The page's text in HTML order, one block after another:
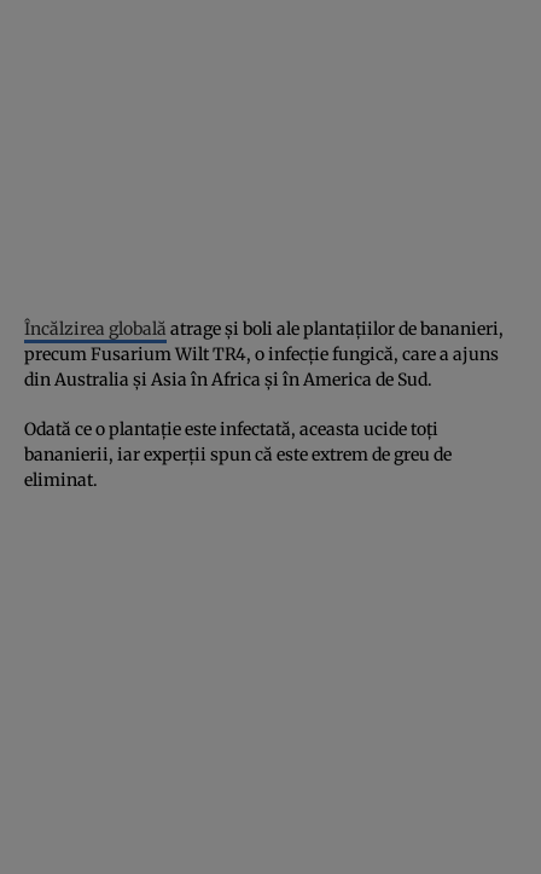
Încălzirea globală atrage și boli ale plantațiilor de bananieri,
precum Fusarium Wilt TR4, o infecție fungică, care a ajuns
din Australia și Asia în Africa și în America de Sud.
Odată ce o plantație este infectată, aceasta ucide toți
bananierii, iar experții spun că este extrem de greu de
eliminat.